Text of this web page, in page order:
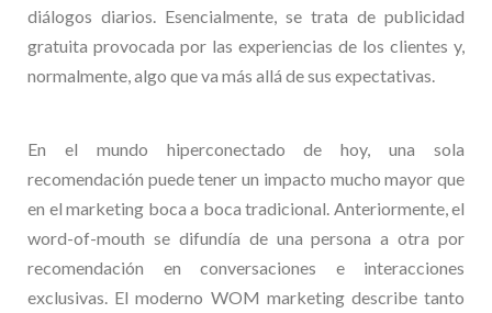
diálogos diarios. Esencialmente, se trata de publicidad
gratuita provocada por las experiencias de los clientes y,
normalmente, algo que va más allá de sus expectativas.
En el mundo hiperconectado de hoy, una sola
recomendación puede tener un impacto mucho mayor que
en el marketing boca a boca tradicional. Anteriormente, el
word-of-mouth se difundía de una persona a otra por
recomendación en conversaciones e interacciones
exclusivas. El moderno WOM marketing describe tanto